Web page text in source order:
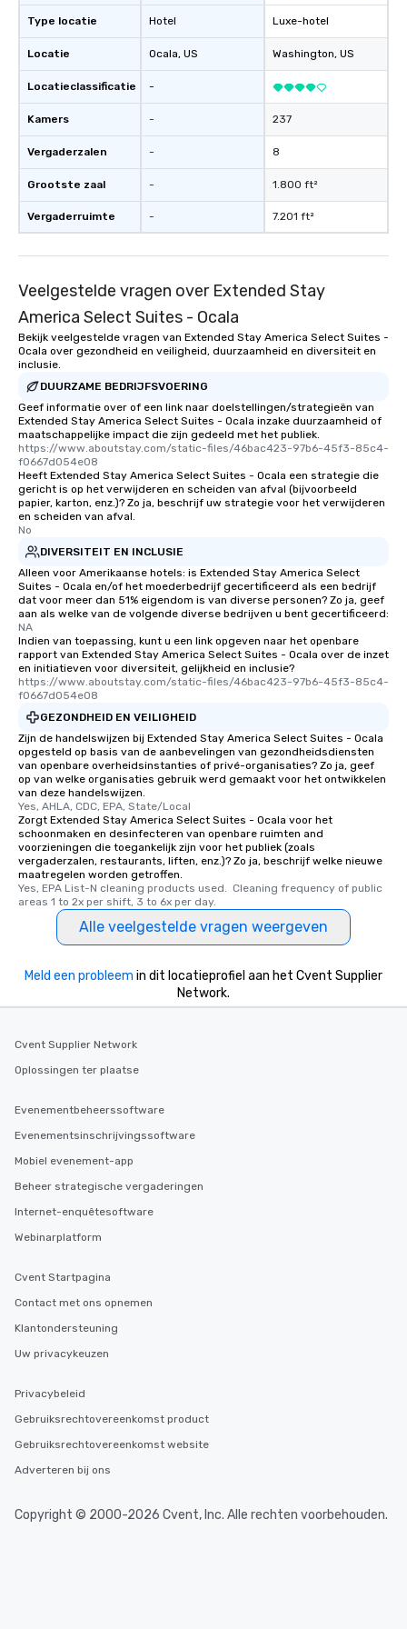
Type locatie
Locatie
Locatieclassificatie
Kamers
Vergaderzalen
Grootste zaal
Vergaderruimte
Hotel
Ocala, US
-
-
-
-
-
Luxe-hotel
Washington, US
237
8
1.800 ft²
7.201 ft²
Veelgestelde vragen over Extended Stay
America Select Suites - Ocala
Bekijk veelgestelde vragen van Extended Stay America Select Suites -
Ocala over gezondheid en veiligheid, duurzaamheid en diversiteit en
inclusie.
DUURZAME BEDRIJFSVOERING
Geef informatie over of een link naar doelstellingen/strategieën van
Extended Stay America Select Suites - Ocala inzake duurzaamheid of
maatschappelijke impact die zijn gedeeld met het publiek.
https://www.aboutstay.com/static-files/46bac423-97b6-45f3-85c4-
f0667d054e08
Heeft Extended Stay America Select Suites - Ocala een strategie die
gericht is op het verwijderen en scheiden van afval (bijvoorbeeld
papier, karton, enz.)? Zo ja, beschrijf uw strategie voor het verwijderen
en scheiden van afval.
No
DIVERSITEIT EN INCLUSIE
Alleen voor Amerikaanse hotels: is Extended Stay America Select
Suites - Ocala en/of het moederbedrijf gecertificeerd als een bedrijf
dat voor meer dan 51% eigendom is van diverse personen? Zo ja, geef
aan als welke van de volgende diverse bedrijven u bent gecertificeerd:
NA
Indien van toepassing, kunt u een link opgeven naar het openbare
rapport van Extended Stay America Select Suites - Ocala over de inzet
en initiatieven voor diversiteit, gelijkheid en inclusie?
https://www.aboutstay.com/static-files/46bac423-97b6-45f3-85c4-
f0667d054e08
GEZONDHEID EN VEILIGHEID
Zijn de handelswijzen bij Extended Stay America Select Suites - Ocala
opgesteld op basis van de aanbevelingen van gezondheidsdiensten
van openbare overheidsinstanties of privé-organisaties? Zo ja, geef
op van welke organisaties gebruik werd gemaakt voor het ontwikkelen
van deze handelswijzen.
Yes, AHLA, CDC, EPA, State/Local
Zorgt Extended Stay America Select Suites - Ocala voor het
schoonmaken en desinfecteren van openbare ruimten and
voorzieningen die toegankelijk zijn voor het publiek (zoals
vergaderzalen, restaurants, liften, enz.)? Zo ja, beschrijf welke nieuwe
maatregelen worden getroffen.
Yes, EPA List-N cleaning products used.  Cleaning frequency of public
areas 1 to 2x per shift, 3 to 6x per day.
Alle veelgestelde vragen weergeven
Meld een probleem in dit locatieprofiel aan het Cvent Supplier
Network.
Cvent Supplier Network
Oplossingen ter plaatse
Evenementbeheerssoftware
Evenementsinschrijvingssoftware
Mobiel evenement-app
Beheer strategische vergaderingen
Internet-enquêtesoftware
Webinarplatform
Cvent Startpagina
Contact met ons opnemen
Klantondersteuning
Uw privacykeuzen
Privacybeleid
Gebruiksrechtovereenkomst product
Gebruiksrechtovereenkomst website
Adverteren bij ons
Copyright © 2000-2026 Cvent, Inc. Alle rechten voorbehouden.